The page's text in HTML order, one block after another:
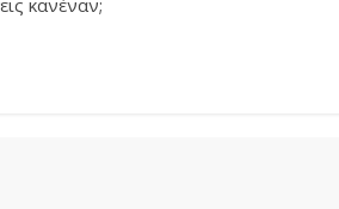
κανέναν;